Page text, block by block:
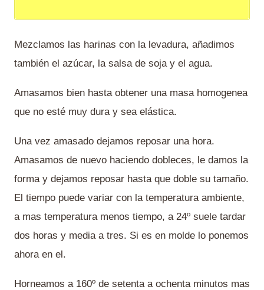
Mezclamos las harinas con la levadura, añadimos
también el azúcar, la salsa de soja y el agua.
Amasamos bien hasta obtener una masa homogenea
que no esté muy dura y sea elástica.
Una vez amasado dejamos reposar una hora.
Amasamos de nuevo haciendo dobleces, le damos la
forma y dejamos reposar hasta que doble su tamaño.
El tiempo puede variar con la temperatura ambiente,
a mas temperatura menos tiempo, a 24º suele tardar
dos horas y media a tres. Si es en molde lo ponemos
ahora en el.
Horneamos a 160º de setenta a ochenta minutos mas